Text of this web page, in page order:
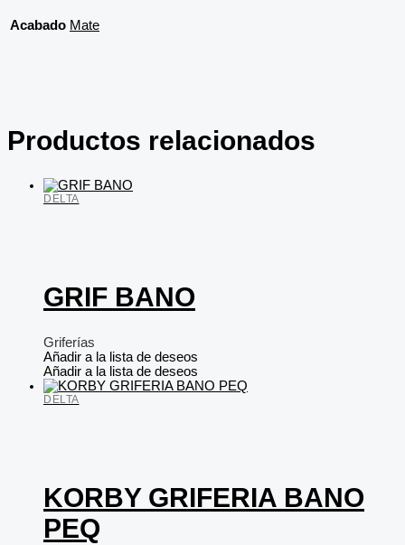
Acabado Mate
Productos relacionados
DELTA
GRIF BANO
Griferías
Añadir a la lista de deseos
Añadir a la lista de deseos
DELTA
KORBY GRIFERIA BANO
PEQ